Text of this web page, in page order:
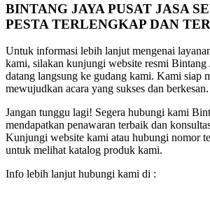
BINTANG JAYA PUSAT JASA
PESTA TERLENGKAP DAN
Untuk informasi lebih lanjut mengenai
kami, silakan kunjungi website resmi Bintang
datang langsung ke gudang kami. Kami siap
mewujudkan acara yang sukses dan berkesan.
Jangan tunggu lagi! Segera hubungi kami
mendapatkan penawaran terbaik dan
Kunjungi website kami atau hubungi nomor
untuk melihat katalog produk kami.
Info lebih lanjut hubungi kami di :